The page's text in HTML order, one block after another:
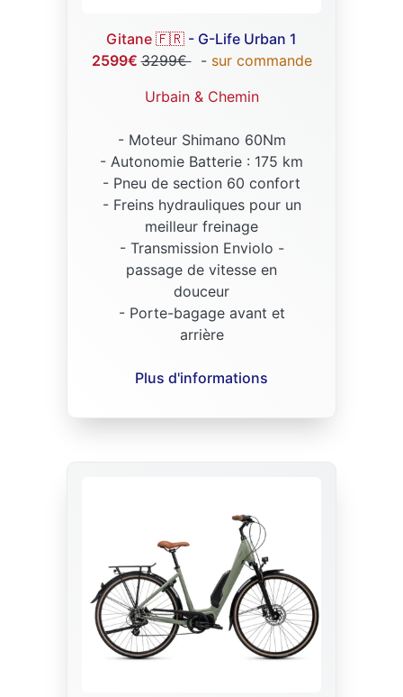
Gitane 🇫🇷 - G-Life Urban 1
2599€ 3299€- sur commande
Urbain & Chemin
- Moteur Shimano 60Nm
- Autonomie Batterie : 175 km
- Pneu de section 60 confort
- Freins hydrauliques pour un
meilleur freinage
- Transmission Enviolo -
passage de vitesse en
douceur
- Porte-bagage avant et
arrière
Plus d'informations